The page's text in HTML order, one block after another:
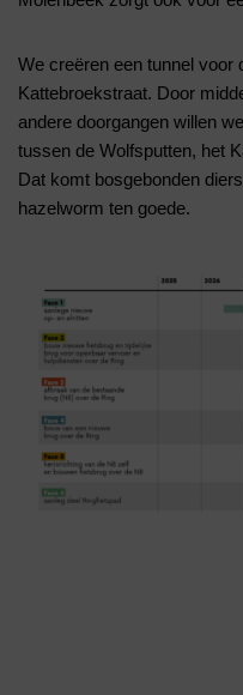
We creëren een tunnel voor
Kattebroekstraat. Door
andere doorgangen willen
tussen de Wolfsputten, het
Dat komt bosgebonden
hazelworm ten goede.